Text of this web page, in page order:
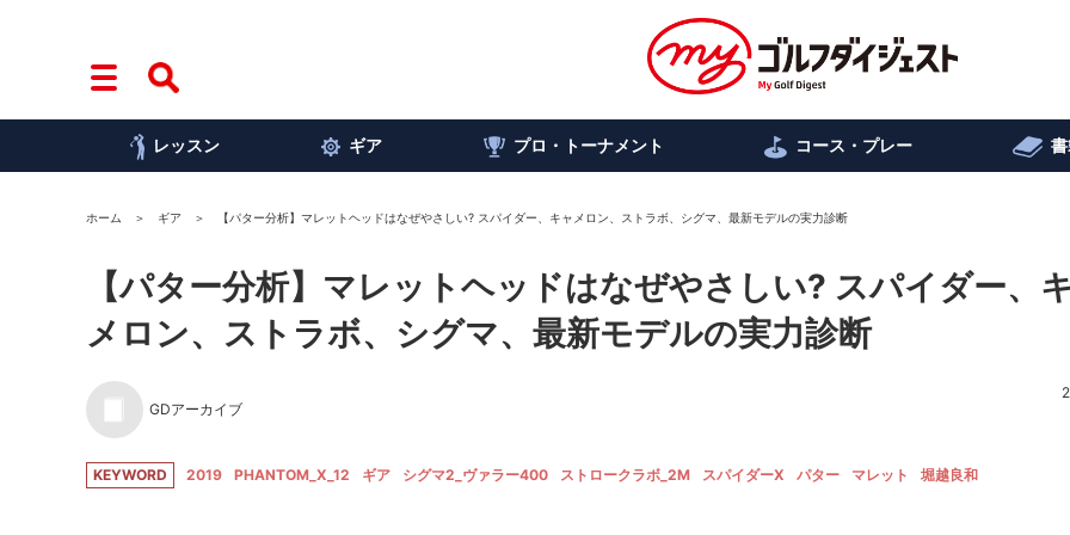
レッスン ギア プロ・トーナメント コース・プレー
ホーム ギア 【パター分析】マレットヘッドはなぜやさしい? スパイダー、キャメロン、ストラボ、シグマ、最新モデルの実力診断
【パター分析】マレットヘッドはなぜやさしい? スパイダー、
メロン、ストラボ、シグマ、最新モデルの実力診断
GDアーカイブ
KEYWORD 2019 PHANTOM_X_12 ギア シグマ2_ヴァラー400 ストロークラボ_2M スパイダーX パター マレット 堀越良和